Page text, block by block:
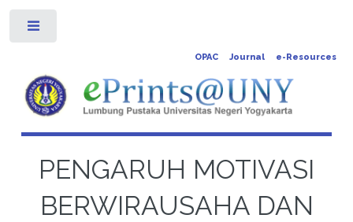
OPAC Journal e-Resources
PENGARUH MOTIVASI
BERWIRAUSAHA DAN